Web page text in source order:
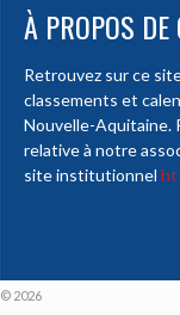
À PROPOS DE
Retrouvez sur ce
classements et
Nouvelle-Aquitaine.
relative à notre
site institutionnel
© 2026